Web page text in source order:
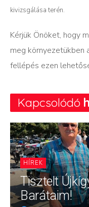
kivizsgálása terén.
Kérjük Önöket, hogy
meg környezetükben
fellépés ezen
Kapcsolódó
HÍREK
Tisztelt
Barátaim!